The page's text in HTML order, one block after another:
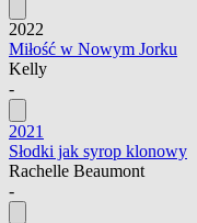
2022
Miłość w Nowym Jorku
Kelly
-
2021
Słodki jak syrop klonowy
Rachelle Beaumont
-